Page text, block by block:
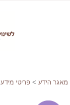
מאגר הידע > פריטי מידע